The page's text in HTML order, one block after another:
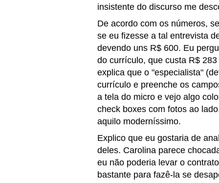
insistente do discurso me
De acordo com os números,
se eu fizesse a tal entrevista
devendo uns R$ 600. Eu
do currículo, que custa R$
explica que o "especialista"
currículo e preenche os
a tela do micro e vejo algo
check boxes com fotos ao
aquilo moderníssimo.
Explico que eu gostaria de
deles. Carolina parece
eu não poderia levar o
bastante para fazê-la se